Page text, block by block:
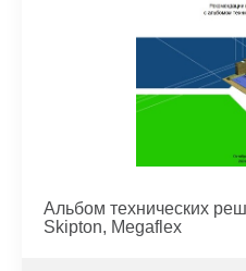
Альбом технических
Skipton, Megaflex